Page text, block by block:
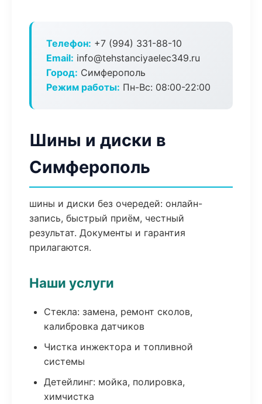
Телефон: +7 (994) 331-88-10
Email: info@tehstanciyaelec349.ru
Город: Симферополь
Режим работы: Пн-Вс: 08:00-22:00
Шины и диски в
Симферополь
шины и диски без очередей: онлайн-
запись, быстрый приём, честный
результат. Документы и гарантия
прилагаются.
Наши услуги
Стекла: замена, ремонт сколов,
калибровка датчиков
Чистка инжектора и топливной
системы
Детейлинг: мойка, полировка,
химчистка